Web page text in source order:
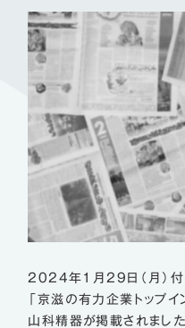
2024年1月29日（月）付
「京滋の有力企業トップ
山科精器が掲載されました